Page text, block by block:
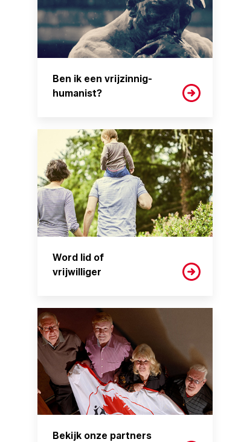
Ben ik een vrijzinnig-
humanist?
Word lid of
vrijwilliger
Bekijk onze partners